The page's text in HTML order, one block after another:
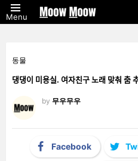
Menu
동물
댕댕이 미용실. 여자친구 노래 맞춰 춤
by 무우무우
Facebook